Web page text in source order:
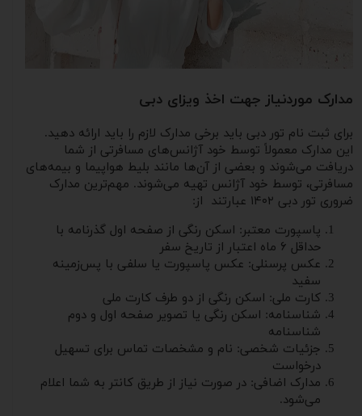
مدارک موردنیاز جهت اخذ ویزای دبی
برای ثبت ‌نام تور دبی باید برخی مدارک لازم را باید ارائه دهید.
این مدارک معمولاً توسط خود آژانس‌های مسافرتی از شما
دریافت می‌شوند و بعضی از آن‌ها مانند بلیط هواپیما و بیمه‌های
مسافرتی، توسط خود آژانس تهیه می‌شوند. مهم‌ترین مدارک
ضروری تور دبی ۱۴۰۲ عبارتند از:
پاسپورت معتبر: اسکن رنگی از صفحه اول گذرنامه با
حداقل ۶ ماه اعتبار از تاریخ سفر
عکس پرسنلی: عکس پاسپورت یا سلفی با پس‌زمینه
سفید
کارت ملی: اسکن رنگی از دو طرف کارت ملی
شناسنامه: اسکن رنگی یا تصویر صفحه اول و دوم
شناسنامه
جزئیات شخصی: نام و مشخصات تماس برای تسهیل
درخواست
مدارک اضافی: در صورت نیاز از طریق کانتر به شما اعلام
می‌شود.